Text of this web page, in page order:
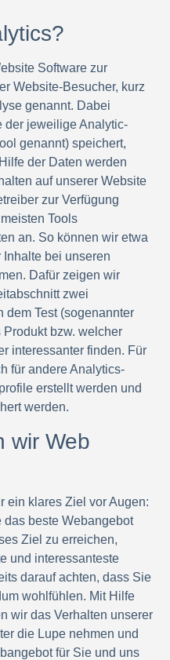
Software zur
Website-Besucher, kurz
genannt. Dabei
der jeweilige Analytic-
genannt) speichert,
der Daten werden
auf unserer Website
zur Verfügung
Tools
an. So können wir etwa
bei unseren
Dafür zeigen wir
zwei
dem Test (sogenannter
bzw. welcher
interessanter finden. Für
für andere Analytics-
erstellt werden und
werden.
wir Web
ein klares Ziel vor Augen:
beste Webangebot
Ziel zu erreichen,
und interessanteste
darauf achten, dass Sie
wohlfühlen. Mit Hilfe
wir das Verhalten unserer
die Lupe nehmen und
für Sie und uns